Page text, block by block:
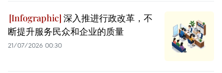
深入推进行政改革，不
断提升服务民众和企业的质量
21/07/2026 00:30